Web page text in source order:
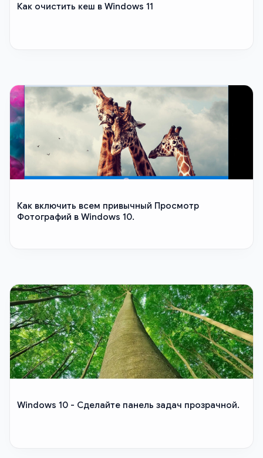
Как очистить кеш в Windows 11
Как включить всем привычный Просмотр
Фотографий в Windows 10.
Windows 10 - Сделайте панель задач прозрачной.